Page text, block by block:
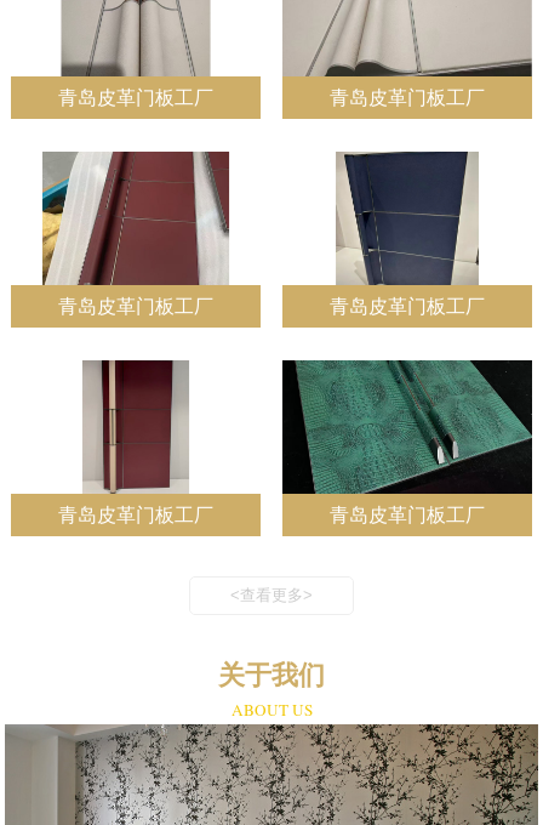
青岛皮革门板工厂 青岛皮革门板工厂
青岛皮革门板工厂 青岛皮革门板工厂
青岛皮革门板工厂 青岛皮革门板工厂
<查看更多>
关于我们
ABOUT US